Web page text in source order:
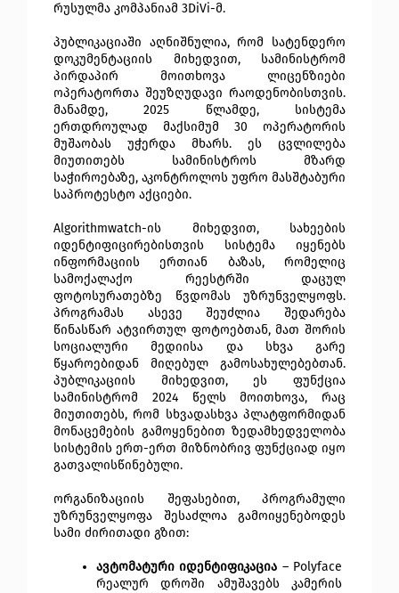
რუსულმა კომპანიამ 3DiVi-მ.
პუბლიკაციაში აღნიშნულია, რომ სატენდერო
დოკუმენტაციის მიხედვით, სამინისტრომ
პირდაპირ მოითხოვა ლიცენზიები
ოპერატორთა შეუზღუდავი რაოდენობისთვის.
მანამდე, 2025 წლამდე, სისტემა
ერთდროულად მაქსიმუმ 30 ოპერატორის
მუშაობას უჭერდა მხარს. ეს ცვლილება
მიუთითებს სამინისტროს მზარდ
საჭიროებაზე, აკონტროლოს უფრო მასშტაბური
საპროტესტო აქციები.
Algorithmwatch-ის მიხედვით, სახეების
იდენტიფიცირებისთვის სისტემა იყენებს
ინფორმაციის ერთიან ბაზას, რომელიც
სამოქალაქო რეესტრში დაცულ
ფოტოსურათებზე წვდომას უზრუნველყოფს.
პროგრამას ასევე შეუძლია შედარება
წინასწარ ატვირთულ ფოტოებთან, მათ შორის
სოციალური მედიისა და სხვა გარე
წყაროებიდან მიღებულ გამოსახულებებთან.
პუბლიკაციის მიხედვით, ეს ფუნქცია
სამინისტრომ 2024 წელს მოითხოვა, რაც
მიუთითებს, რომ სხვადასხვა პლატფორმიდან
მონაცემების გამოყენებით ზედამხედველობა
სისტემის ერთ-ერთ მიზნობრივ ფუნქციად იყო
გათვალისწინებული.
ორგანიზაციის შეფასებით, პროგრამული
უზრუნველყოფა შესაძლოა გამოიყენებოდეს
სამი ძირითადი გზით:
ავტომატური იდენტიფიკაცია – Polyface
რეალურ დროში ამუშავებს კამერის